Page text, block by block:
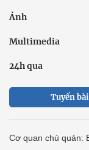
Ảnh
Multimedia
24h qua
Tuyến bài
Cơ quan chủ quản: